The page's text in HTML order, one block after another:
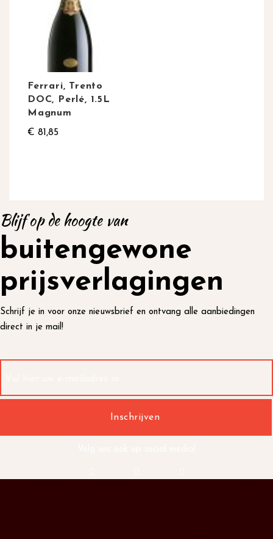
Ferrari, Trento
DOC, Perlé, 1.5L
Magnum
€ 81,85
Blijf op de hoogte van
buitengewone
prijsverlagingen
Schrijf je in voor onze nieuwsbrief en ontvang alle aanbiedingen
direct in je mail!